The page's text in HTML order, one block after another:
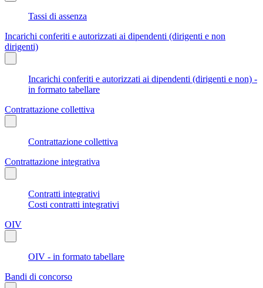
Tassi di assenza
Incarichi conferiti e autorizzati ai dipendenti (dirigenti e non
dirigenti)
Incarichi conferiti e autorizzati ai dipendenti (dirigenti e non) -
in formato tabellare
Contrattazione collettiva
Contrattazione collettiva
Contrattazione integrativa
Contratti integrativi
Costi contratti integrativi
OIV
OIV - in formato tabellare
Bandi di concorso